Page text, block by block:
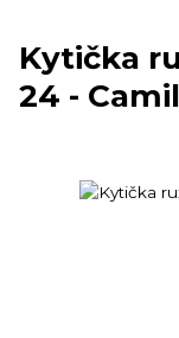
Kytička
24 -